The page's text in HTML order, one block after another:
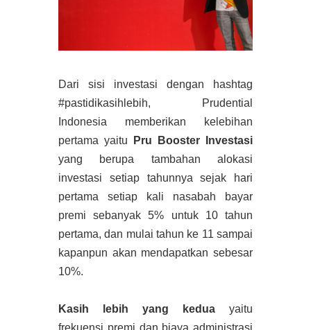
Dari sisi investasi dengan hashtag
#pastidikasihlebih, Prudential
Indonesia memberikan kelebihan
pertama yaitu
Pru Booster Investasi
yang berupa tambahan alokasi
investasi setiap tahunnya sejak hari
pertama setiap kali nasabah bayar
premi sebanyak 5% untuk 10 tahun
pertama, dan mulai tahun ke 11 sampai
kapanpun akan mendapatkan sebesar
10%.
Kasih lebih yang kedua yaitu
frekuensi premi dan biaya administrasi